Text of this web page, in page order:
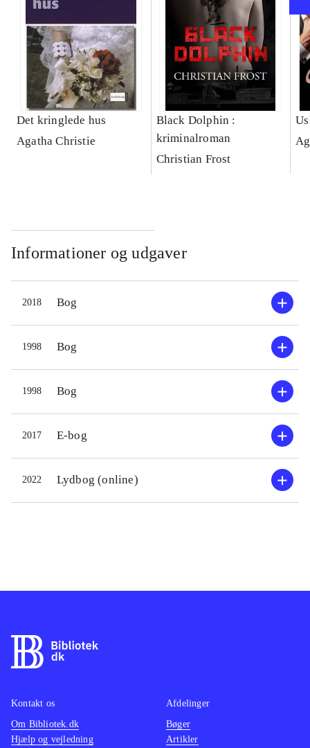
Det kringlede hus
Agatha Christie
Black Dolphin :
kriminalroman
Christian Frost
Informationer og udgaver
2018 Bog
1998 Bog
1998 Bog
2017 E-bog
2022 Lydbog (online)
Kontakt os
Om Bibliotek.dk
Hjælp og vejledning
Afdelinger
Bøger
Artikler